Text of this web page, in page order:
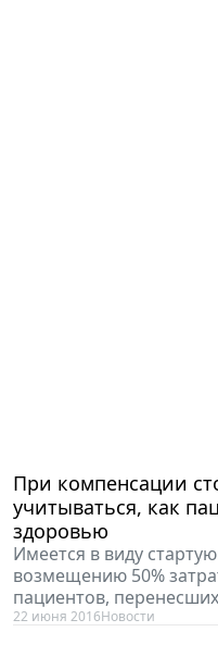
При компенсации
учитываться, как
здоровью
Имеется в виду
возмещению 50%
пациентов,
22 июня 2016Новости